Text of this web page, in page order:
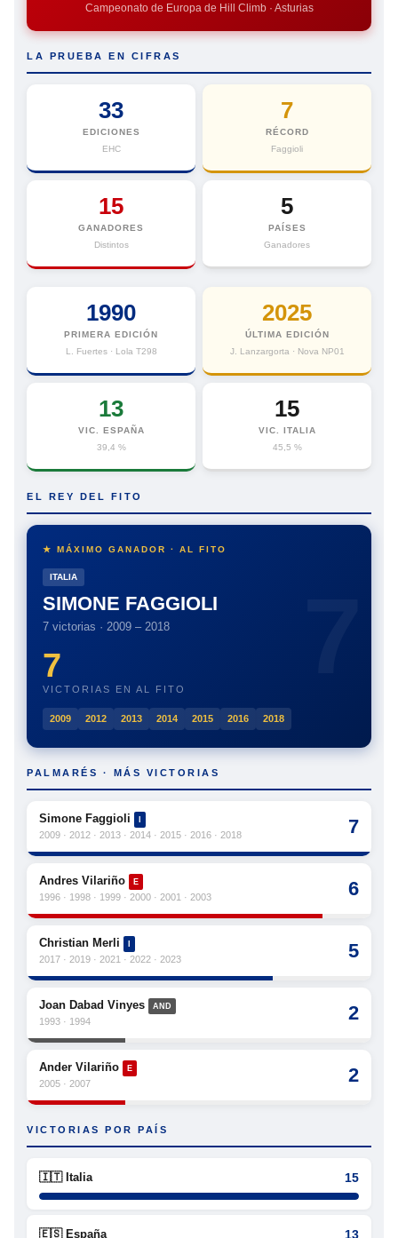
Campeonato de Europa de Hill Climb · Asturias
LA PRUEBA EN CIFRAS
33
EDICIONES
EHC
7
RÉCORD
Faggioli
15
GANADORES
Distintos
5
PAÍSES
Ganadores
1990
PRIMERA EDICIÓN
L. Fuertes · Lola T298
2025
ÚLTIMA EDICIÓN
J. Lanzargorta · Nova NP01
13
VIC. ESPAÑA
39,4 %
15
VIC. ITALIA
45,5 %
EL REY DEL FITO
★ MÁXIMO GANADOR · AL FITO
ITALIA
SIMONE FAGGIOLI
7 victorias · 2009 – 2018
7
VICTORIAS EN AL FITO
2009 2012 2013 2014 2015 2016 2018
PALMARÉS · MÁS VICTORIAS
Simone Faggioli
2009 · 2012 · 2013 · 2014 · 2015 · 2016 · 2018 7
Andres Vilariño E
1996 · 1998 · 1999 · 2000 · 2001 · 2003 6
Christian Merli
2017 · 2019 · 2021 · 2022 · 2023 5
Joan Dabad Vinyes AND
1993 · 1994 2
Ander Vilariño E
2005 · 2007 2
VICTORIAS POR PAÍS
🇮🇹 Italia 15
🇪🇸 España 13